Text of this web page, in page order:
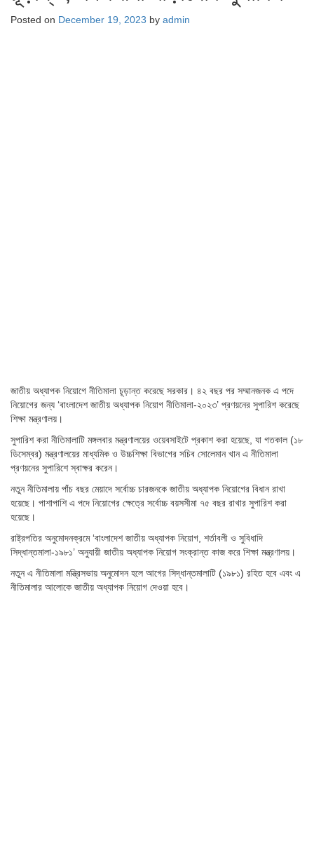
Posted on December 19, 2023 by admin
জাতীয় অধ্যাপক নিয়োগে নীতিমালা চূড়ান্ত করেছে সরকার। ৪২ বছর পর সম্মানজনক এ পদে
নিয়োগের জন্য ‘বাংলাদেশ জাতীয় অধ্যাপক নিয়োগ নীতিমালা-২০২৩’ প্রণয়নের সুপারিশ করেছে
শিক্ষা মন্ত্রণালয়।
সুপারিশ করা নীতিমালাটি মঙ্গলবার মন্ত্রণালয়ের ওয়েবসাইটে প্রকাশ করা হয়েছে, যা গতকাল (১৮
ডিসেম্বর) মন্ত্রণালয়ের মাধ্যমিক ও উচ্চশিক্ষা বিভাগের সচিব সোলেমান খান এ নীতিমালা
প্রণয়নের সুপারিশে স্বাক্ষর করেন।
নতুন নীতিমালায় পাঁচ বছর মেয়াদে সর্বোচ্চ চারজনকে জাতীয় অধ্যাপক নিয়োগের বিধান রাখা
হয়েছে। পাশাপাশি এ পদে নিয়োগের ক্ষেত্রে সর্বোচ্চ বয়সসীমা ৭৫ বছর রাখার সুপারিশ করা
হয়েছে।
রাষ্ট্রপতির অনুমোদনক্রমে ‘বাংলাদেশ জাতীয় অধ্যাপক নিয়োগ, শর্তাবলী ও সুবিধাদি
সিদ্ধান্তমালা-১৯৮১’ অনুযায়ী জাতীয় অধ্যাপক নিয়োগ সংক্রান্ত কাজ করে শিক্ষা মন্ত্রণালয়।
নতুন এ নীতিমালা মন্ত্রিসভায় অনুমোদন হলে আগের সিদ্ধান্তমালাটি (১৯৮১) রহিত হবে এবং এ
নীতিমালার আলোকে জাতীয় অধ্যাপক নিয়োগ দেওয়া হবে।